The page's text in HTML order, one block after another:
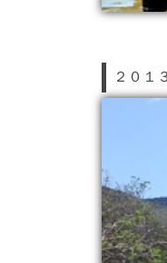
２０１